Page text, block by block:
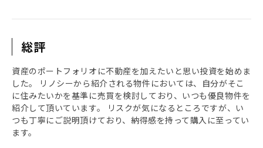
総評
資産のポートフォリオに不動産を加えたいと思い投資を始めま
した。 リノシーから紹介される物件においては、自分がそこ
に住みたいかを基準に売買を検討しており、いつも優良物件を
紹介して頂いています。 リスクが気になるところですが、い
つも丁寧にご説明頂けており、納得感を持って購入に至ってい
ます。